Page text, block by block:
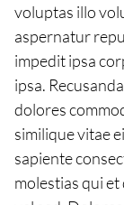
voluptas illo
aspernatur
impedit ipsa
ipsa.
dolores
similique vitae
sapiente
molestias qui